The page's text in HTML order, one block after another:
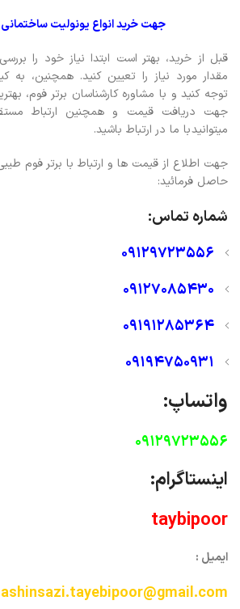
جهت خرید انواع یونولیت
قبل از خرید، بهتر است ابتدا نیاز خود را
مقدار مورد نیاز را تعیین کنید. همچنین،
توجه کنید و با مشاوره کارشناسان برتر فوم،
جهت دریافت قیمت و همچنین ارتباط
میتوانیدبا ما در ارتباط باشید.
جهت اطلاع از قیمت ها و ارتباط با برتر فوم
حاصل فرمائید:
شماره تماس:
09129723556
09127085430
09191285364
09194750931
واتساپ:
09129723556
اینستاگرام:
taybipoor
ایمیل :